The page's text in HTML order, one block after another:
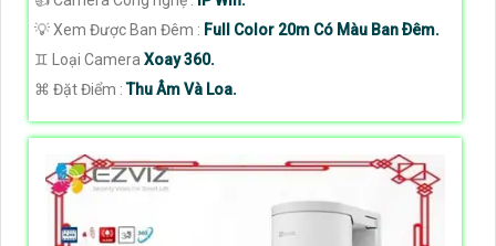
💡 Xem Được Ban Đêm : Full Color 20m Có Màu Ban Ðêm.
♊ Loại Camera Xoay 360.
️⌘ Đặt Điểm :Thu Âm Và Loa.